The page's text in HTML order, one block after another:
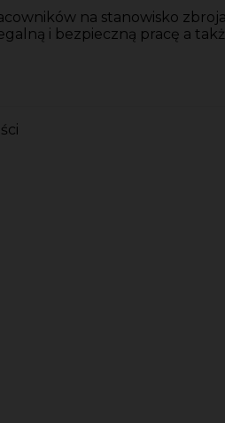
na stanowisko
i bezpieczną pracę a